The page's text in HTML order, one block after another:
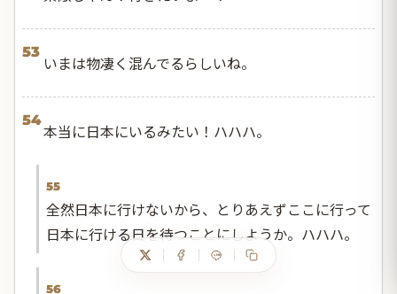
53
いまは物凄く混んでるらしいね。
54
本当に日本にいるみたい！ハハハ。
55
全然日本に行けないから、とりあえずここに行って
日本に行ける日を待つことにしようか。ハハハ。
56